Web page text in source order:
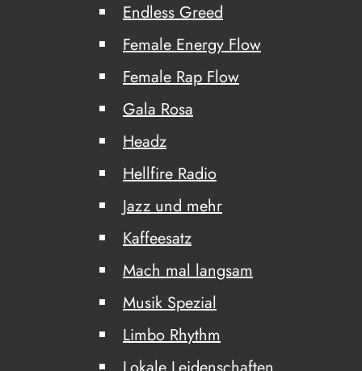
Endless Greed
Female Energy Flow
Female Rap Flow
Gala Rosa
Headz
Hellfire Radio
Jazz und mehr
Kaffeesatz
Mach mal langsam
Musik Spezial
Limbo Rhythm